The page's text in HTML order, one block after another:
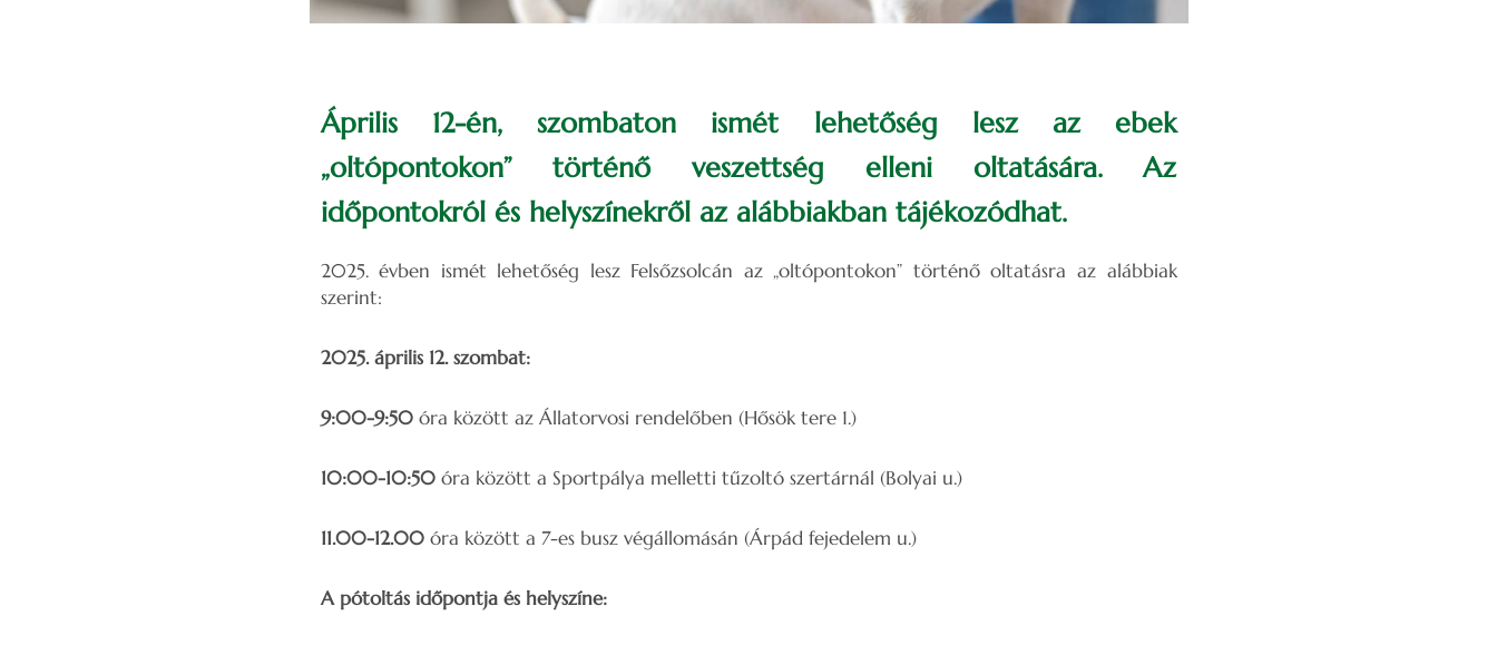
Április 12-én, szombaton ismét lehetőség lesz az ebek
„oltópontokon” történő veszettség elleni oltatására. Az
időpontokról és helyszínekről az alábbiakban tájékozódhat.
2025. évben ismét lehetőség lesz Felsőzsolcán az „oltópontokon” történő oltatásra az alábbiak
szerint:
2025. április 12. szombat:
9:00-9:50óra között az Állatorvosi rendelőben (Hősök tere 1.)
10:00-10:50óra között a Sportpálya melletti tűzoltó szertárnál (Bolyai u.)
11.00-12.00óra között a 7-es busz végállomásán (Árpád fejedelem u.)
A pótoltás időpontja és helyszíne: